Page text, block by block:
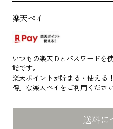
楽天ペイ
いつもの楽天IDとパスワードを
能です。
楽天ポイントが貯まる・使える
得」な楽天ペイをご利用ください
送料に